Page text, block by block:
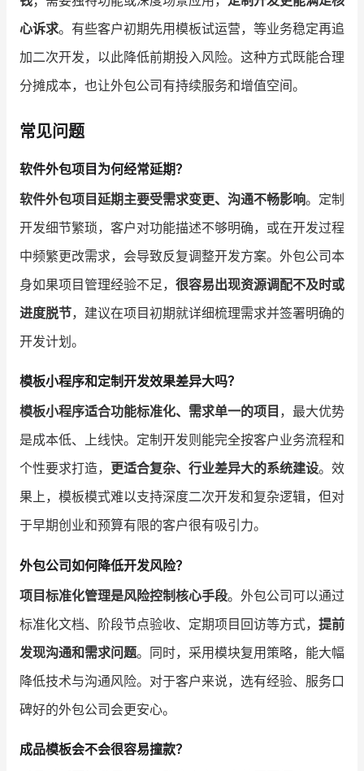
心诉求。有些客户初期先用模板试运营，等业务稳定再追
加二次开发，以此降低前期投入风险。这种方式既能合理
分摊成本，也让外包公司有持续服务和增值空间。
常见问题
软件外包项目为何经常延期？
软件外包项目延期主要受需求变更、沟通不畅影响。定制
开发细节繁琐，客户对功能描述不够明确，或在开发过程
中频繁更改需求，会导致反复调整开发方案。外包公司本
身如果项目管理经验不足， 很容易出现资源调配不及时或
进度脱节，建议在项目初期就详细梳理需求并签署明确的
开发计划。
模板小程序和定制开发效果差异大吗？
模板小程序适合功能标准化、需求单一的项目 ，最大优势
是成本低、上线快。定制开发则能完全按客户业务流程和
个性要求打造， 更适合复杂、行业差异大的系统建设。效
果上，模板模式难以支持深度二次开发和复杂逻辑，但对
于早期创业和预算有限的客户很有吸引力。
外包公司如何降低开发风险？
项目标准化管理是风险控制核心手段。外包公司可以通过
标准化文档、阶段节点验收、定期项目回访等方式， 提前
发现沟通和需求问题。同时，采用模块复用策略，能大幅
降低技术与沟通风险。对于客户来说，选有经验、服务口
碑好的外包公司会更安心。
成品模板会不会很容易撞款？